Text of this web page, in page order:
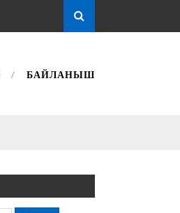
БАЙЛАНЫШ